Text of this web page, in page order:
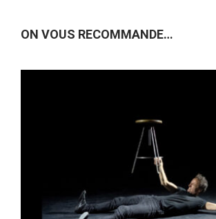
ON VOUS RECOMMANDE…